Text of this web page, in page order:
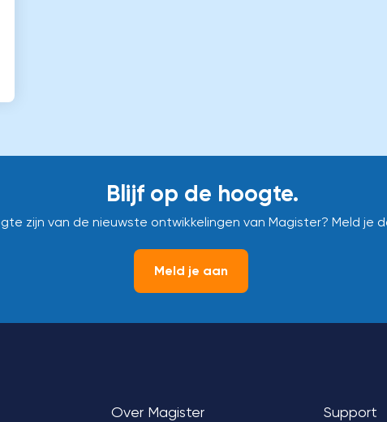
Blijf op de hoogte.
zijn van de nieuwste ontwikkelingen van Magister? Meld je
Meld je aan
Over Magister Support